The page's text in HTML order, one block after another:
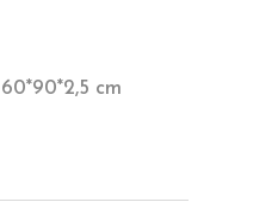
cm